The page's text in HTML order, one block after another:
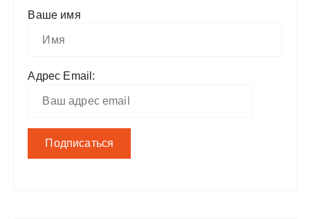
Ваше имя
Адрес Email: